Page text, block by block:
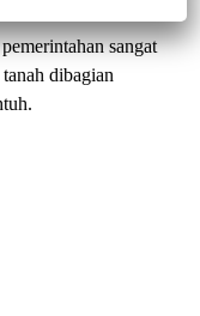
sangat
dibagian